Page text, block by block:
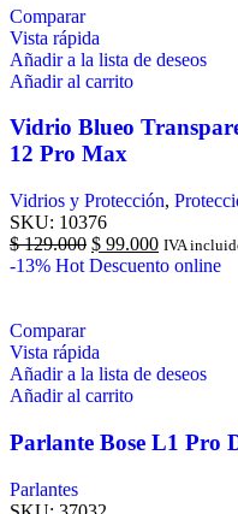
Comparar
Vista rápida
Añadir a la lista de deseos
Añadir al carrito
Vidrio Blueo
12 Pro Max
Vidrios y Protección,
SKU: 10376
$129.000 $ 99.000 IVA
-13% Hot Descuento online
Comparar
Vista rápida
Añadir a la lista de deseos
Añadir al carrito
Parlante Bose L1 Pro
Parlantes